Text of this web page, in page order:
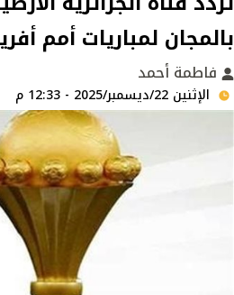
بالمجان لمباريات أمم
فاطمة أحمد
الإثنين 22/ديسمبر/2025 - 12:33 م